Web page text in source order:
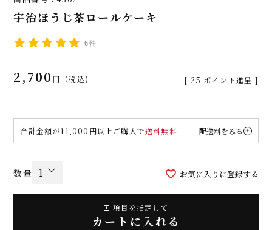
宇治ほうじ茶ロールケーキ
6件
2,700 税込 [ 25 ポイント進呈 ]
合計金額が11,000円以上ご購入で送料無料 配送料をみる
お気に入りに登録する
項目を指定して
カートに入れる